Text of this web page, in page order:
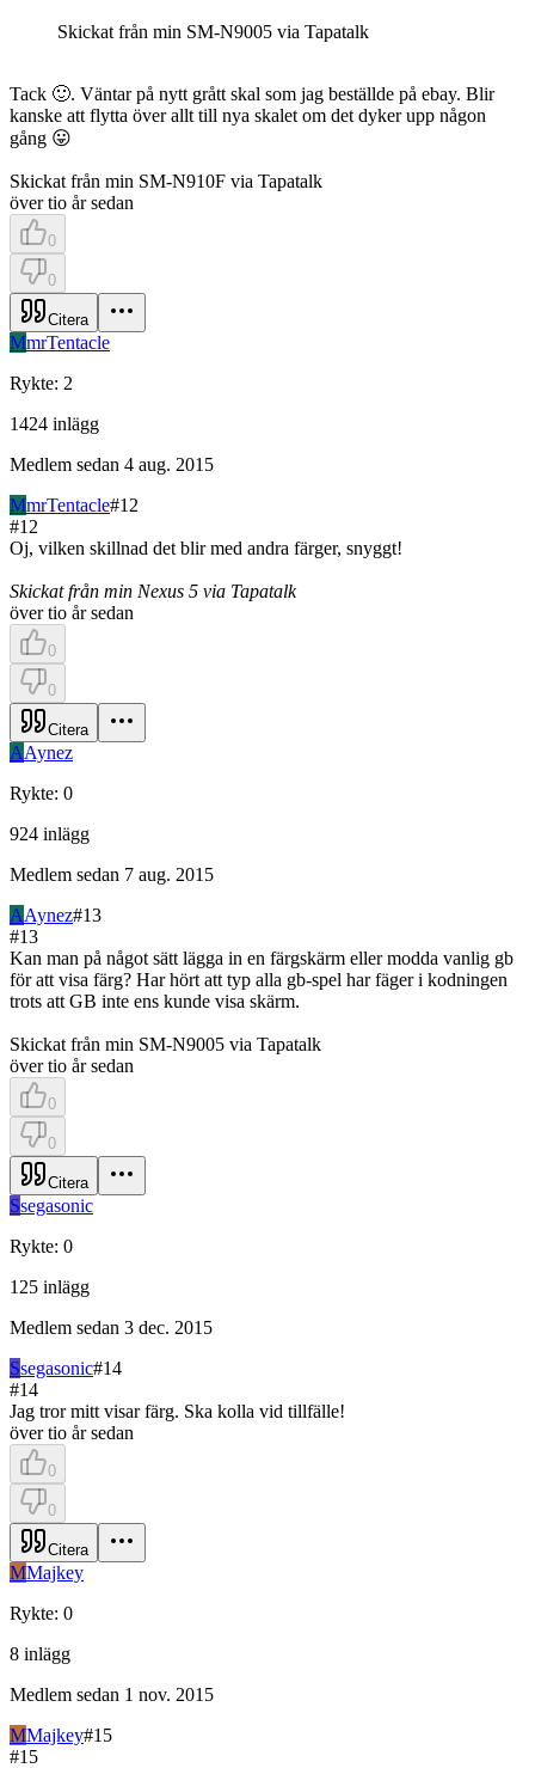
Skickat från min SM-N9005 via Tapatalk
Tack 🙂. Väntar på nytt grått skal som jag beställde på ebay. Blir
kanske att flytta över allt till nya skalet om det dyker upp någon
gång 😛
Skickat från min SM-N910F via Tapatalk
över tio år sedan
0
0
Citera
MmrTentacle
Rykte: 2
1424 inlägg
Medlem sedan 4 aug. 2015
MmrTentacle#12
#12
Oj, vilken skillnad det blir med andra färger, snyggt!
Skickat från min Nexus 5 via Tapatalk
över tio år sedan
0
0
Citera
AAynez
Rykte: 0
924 inlägg
Medlem sedan 7 aug. 2015
AAynez#13
#13
Kan man på något sätt lägga in en färgskärm eller modda vanlig gb
för att visa färg? Har hört att typ alla gb-spel har fäger i kodningen
trots att GB inte ens kunde visa skärm.
Skickat från min SM-N9005 via Tapatalk
över tio år sedan
0
0
Citera
Ssegasonic
Rykte: 0
125 inlägg
Medlem sedan 3 dec. 2015
Ssegasonic#14
#14
Jag tror mitt visar färg. Ska kolla vid tillfälle!
över tio år sedan
0
0
Citera
MMajkey
Rykte: 0
8 inlägg
Medlem sedan 1 nov. 2015
MMajkey#15
#15